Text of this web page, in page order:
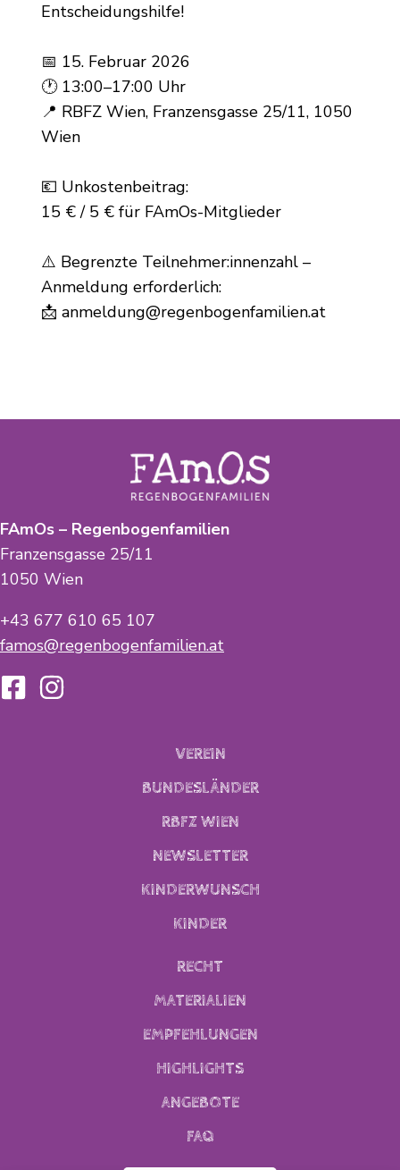
Entscheidungshilfe!
📅 15. Februar 2026
🕐 13:00–17:00 Uhr
📍 RBFZ Wien, Franzensgasse 25/11, 1050
Wien
💶 Unkostenbeitrag:
15 € / 5 € für FAmOs-Mitglieder
⚠️ Begrenzte Teilnehmer:innenzahl –
Anmeldung erforderlich:
📩 anmeldung@regenbogenfamilien.at
FAmOs – Regenbogenfamilien
Franzensgasse 25/11
1050 Wien
+43 677 610 65 107
famos@regenbogenfamilien.at
VEREIN
BUNDESLÄNDER
RBFZ WIEN
NEWSLETTER
KINDERWUNSCH
KINDER
RECHT
MATERIALIEN
EMPFEHLUNGEN
HIGHLIGHTS
ANGEBOTE
FAQ